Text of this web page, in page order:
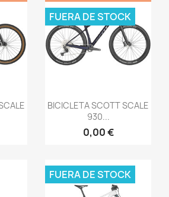
Vista rápida
BICICLETA SCOTT SCALE
930...
0,00 €
FUERA DE STOCK
FUERA DE STOCK